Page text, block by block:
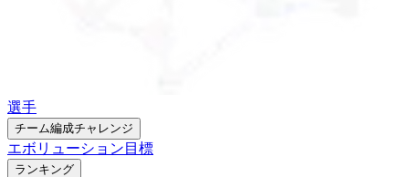
選手
チーム編成チャレンジ
エボリューション 目標
ランキング